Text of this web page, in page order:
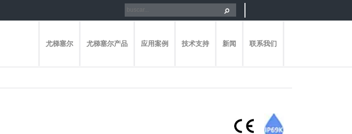
尤梯塞尔 尤梯塞尔产品 应用案例 技术支持 新闻 联系我们